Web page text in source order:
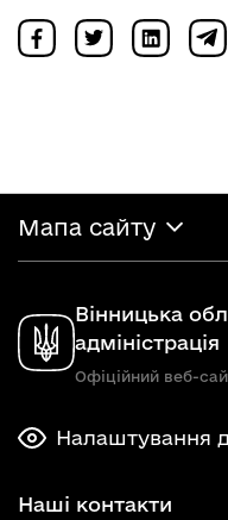
Мапа сайту
Вінницька
адміністрація
Офіційний веб-
Налаштування
Наші контакти